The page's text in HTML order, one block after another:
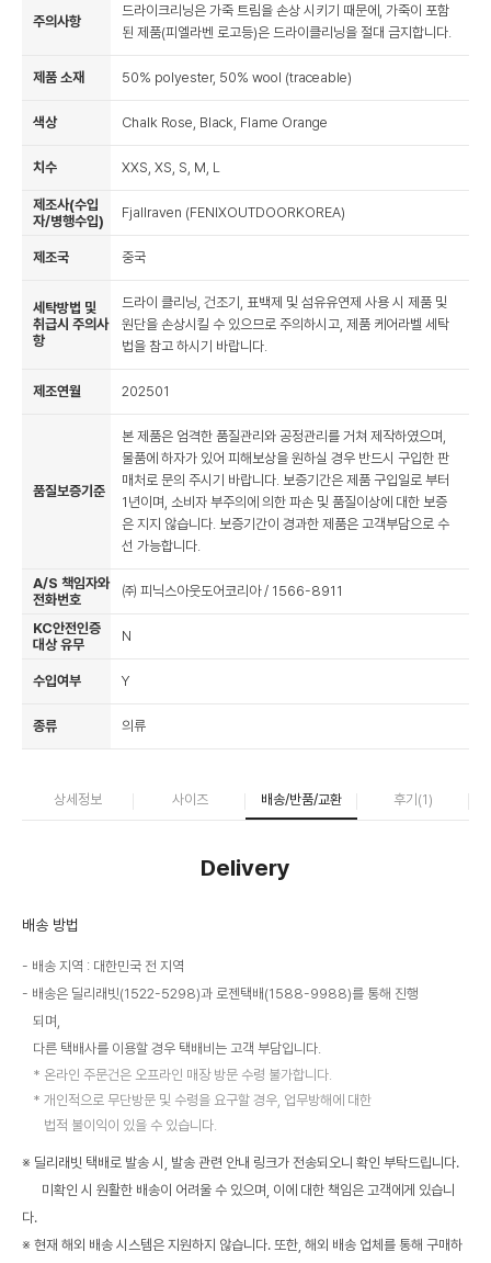
주의사항
드라이크리닝은 가죽 트림을 손상 시키기 때문에, 가죽이 포함
된 제품(피엘라벤 로고등)은 드라이클리닝을 절대 금지합니다.
제품 소재 50% polyester, 50% wool (traceable)
색상 Chalk Rose, Black, Flame Orange
치수 XXS, XS, S, M, L
제조사(수입
자/병행수입)
Fjallraven (FENIXOUTDOORKOREA)
제조국 중국
세탁방법 및
취급시 주의사
항
드라이 클리닝, 건조기, 표백제 및 섬유유연제 사용 시 제품 및
원단을 손상시킬 수 있으므로 주의하시고, 제품 케어라벨 세탁
법을 참고 하시기 바랍니다.
제조연월 202501
품질보증기준
본 제품은 엄격한 품질관리와 공정관리를 거쳐 제작하였으며,
물품에 하자가 있어 피해보상을 원하실 경우 반드시 구입한 판
매처로 문의 주시기 바랍니다. 보증기간은 제품 구입일로 부터
1년이며, 소비자 부주의에 의한 파손 및 품질이상에 대한 보증
은 지지 않습니다. 보증기간이 경과한 제품은 고객부담으로 수
선 가능합니다.
A/S 책임자와
전화번호
㈜ 피닉스아웃도어코리아 / 1566-8911
KC안전인증
대상 유무
N
수입여부 Y
종류 의류
상세정보 사이즈 배송/반품/교환 후기(1)
Delivery
배송 방법
배송 지역 : 대한민국 전 지역
배송은 딜리래빗(1522-5298)과 로젠택배(1588-9988)를 통해 진행
되며,
다른 택배사를 이용할 경우 택배비는 고객 부담입니다.
온라인 주문건은 오프라인 매장 방문 수령 불가합니다.
개인적으로 무단방문 및 수령을 요구할 경우, 업무방해에 대한
법적 불이익이 있을 수 있습니다.
※ 딜리래빗 택배로 발송 시, 발송 관련 안내 링크가 전송되오니 확인 부탁드립니다.
미확인 시 원활한 배송이 어려울 수 있으며, 이에 대한 책임은 고객에게 있습니
다.
※ 현재 해외 배송 시스템은 지원하지 않습니다. 또한, 해외 배송 업체를 통해 구매하